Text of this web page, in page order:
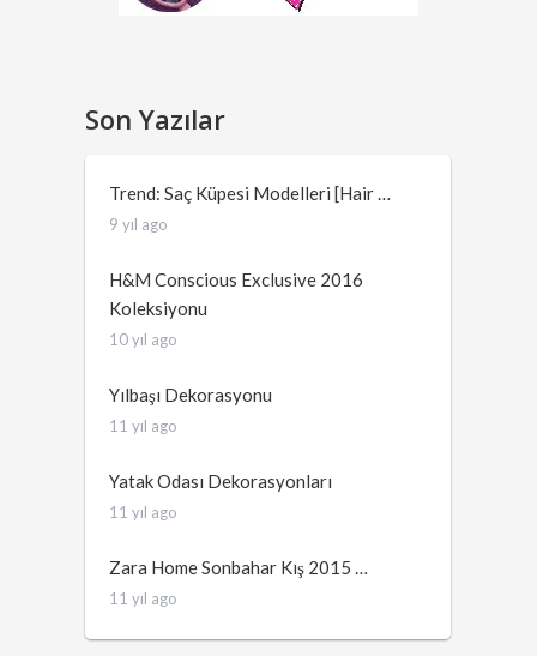
Son Yazılar
Trend: Saç Küpesi Modelleri [Hair …
9 yıl ago
H&M Conscious Exclusive 2016
Koleksiyonu
10 yıl ago
Yılbaşı Dekorasyonu
11 yıl ago
Yatak Odası Dekorasyonları
11 yıl ago
Zara Home Sonbahar Kış 2015 …
11 yıl ago